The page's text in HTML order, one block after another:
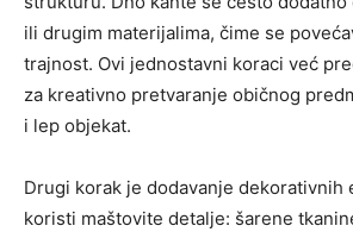
ili drugim materijalima, čime se
trajnost. Ovi jednostavni koraci već
za kreativno pretvaranje običnog
i lep objekat.
Drugi korak je dodavanje dekorativnih
koristi maštovite detalje: šarene